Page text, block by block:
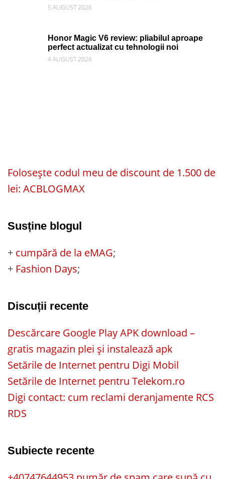
5 AUGUST 2026
Honor Magic V6 review: pliabilul aproape
perfect actualizat cu tehnologii noi
4 AUGUST 2026
Folosește codul meu de discount de 1.500 de
lei: ACBLOGMAX
Susține blogul
+ cumpără de la eMAG;
+ Fashion Days;
Discuții recente
Descărcare Google Play APK download –
gratis magazin plei și instalează apk
Setările de Internet pentru Digi Mobil
Setările de Internet pentru Telekom.ro
Digi contact: cum reclami deranjamente RCS
RDS
Subiecte recente